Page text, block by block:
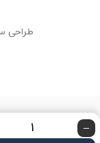
طراحی